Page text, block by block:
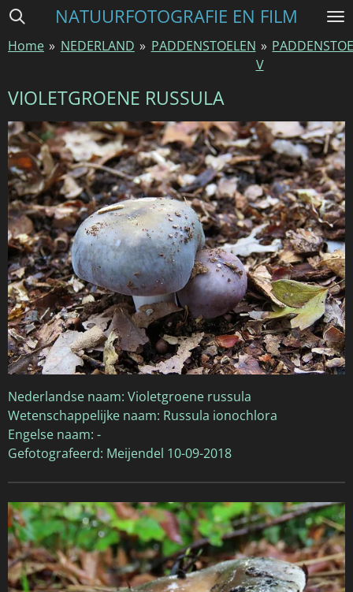
Ga
naar
hoofdinhoud
NATUURFOTOGRAFIE EN FILM
Home » NEDERLAND » PADDENSTOELEN »
V
VIOLETGROENE RUSSULA
Nederlandse naam: Violetgroene russula
Wetenschappelijke naam: Russula ionochlora
Engelse naam: -
Gefotografeerd: Meijendel 10-09-2018